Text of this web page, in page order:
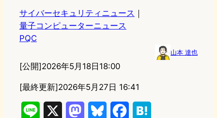
サイバーセキュリティニュース ｜
量子コンピューターニュース
PQC
山本 達也
[公開]2026年5月18日18:00
[最終更新]2026年5月27日 16:41